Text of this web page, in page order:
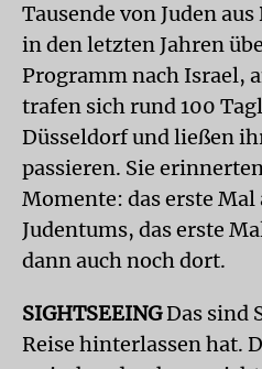
Tausende von Juden
in den letzten Jahren
Programm nach Israel,
trafen sich rund 100
Düsseldorf und ließen
passieren. Sie
Momente: das erste
Judentums, das erste
dann auch noch dort.
SIGHTSEEINGDas sind
Reise hinterlassen hat.